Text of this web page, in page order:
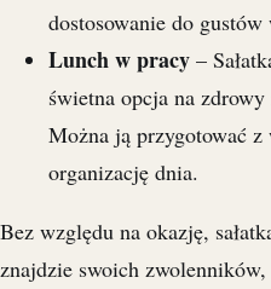
dostosowanie do
Lunch w pracy –
świetna opcja na
Można ją przygotować z
organizację dnia.
Bez względu na okazję,
znajdzie swoich